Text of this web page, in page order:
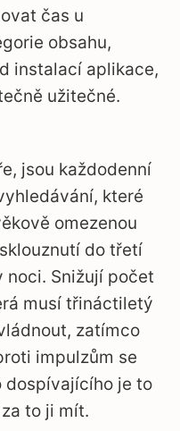
čas u
obsahu,
instalací aplikace,
užitečné.
jsou každodenní
které
omezenou
do třetí
Snižují počet
musí třináctiletý
zatímco
impulzům se
dospívajícího je to
to ji mít.